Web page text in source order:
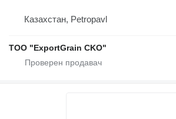
Казахстан, Petropavl
TOO "ExportGrain CKO"